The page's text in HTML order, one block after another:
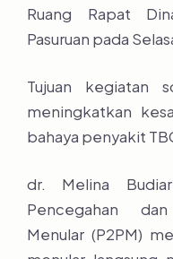
Ruang Rapat
Pasuruan pada
Tujuan kegiatan
meningkatkan
bahaya penyakit
dr. Melina
Pencegahan
Menular (P2PM)